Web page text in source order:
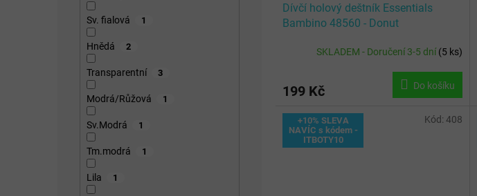
Sv. fialová 1
Hnědá 2
Transparentní 3
Modrá/Růžová 1
Sv.Modrá 1
Tm.modrá 1
Lila 1
Dívčí holový deštník Essentials
Bambino 48560 - Donut
SKLADEM - Doručení 3-5 dní(5 ks)
199 Kč Do košíku
+10% SLEVA
NAVÍC s kódem -
ITBOTY10
Kód: 408